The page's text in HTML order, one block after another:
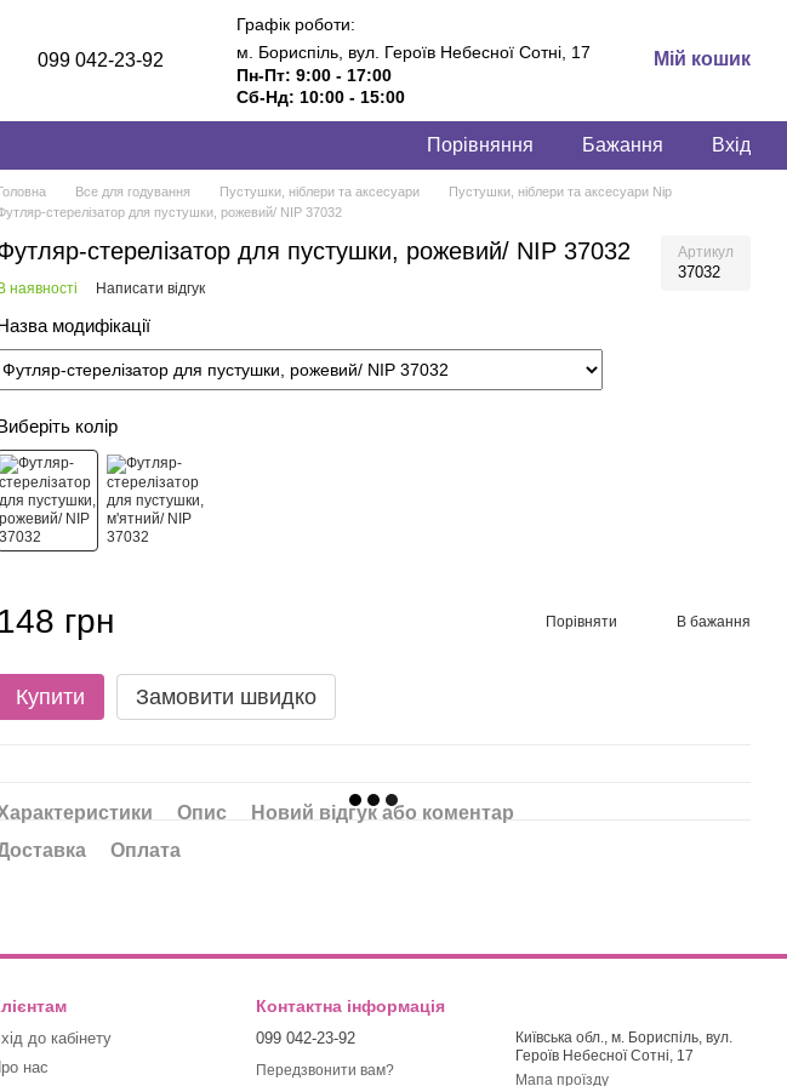
099 042-23-92
Графік роботи:
м. Бориспіль, вул. Героїв Небесної Сотні, 17
Пн-Пт: 9:00 - 17:00
Сб-Нд: 10:00 - 15:00
Мій кошик
Порівняння Бажання Вхід
Все для годування Пустушки, ніблери та аксесуари
Пустушки, ніблери та аксесуари Nip
стерелізатор для пустушки, рожевий/ NIP 37032
стерелізатор для пустушки, рожевий/ NIP 37032 Артикул
37032
В наявності Написати відгук
модифікації
колір
148 грн Порівняти В бажання
Купити Замовити швидко
Опис
Новий відгук або коментар
Оплата
до кабінету
нас
Контактна інформація
099 042-23-92
Передзвонити вам?
Київська обл., м. Бориспіль, вул.
Героїв Небесної Сотні, 17
Мапа проїзду